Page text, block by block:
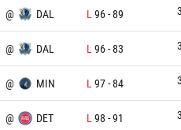
@ DAL L 96-89
@ DAL L 96-83
@ MIN L 97-84
@ DET L 98 -91